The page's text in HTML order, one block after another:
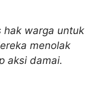
hak warga untuk
menolak
aksi damai.